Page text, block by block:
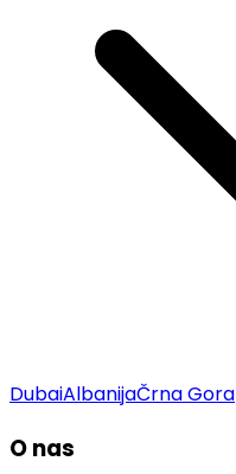
DubaiAlbanijaČrna Gora
O nas